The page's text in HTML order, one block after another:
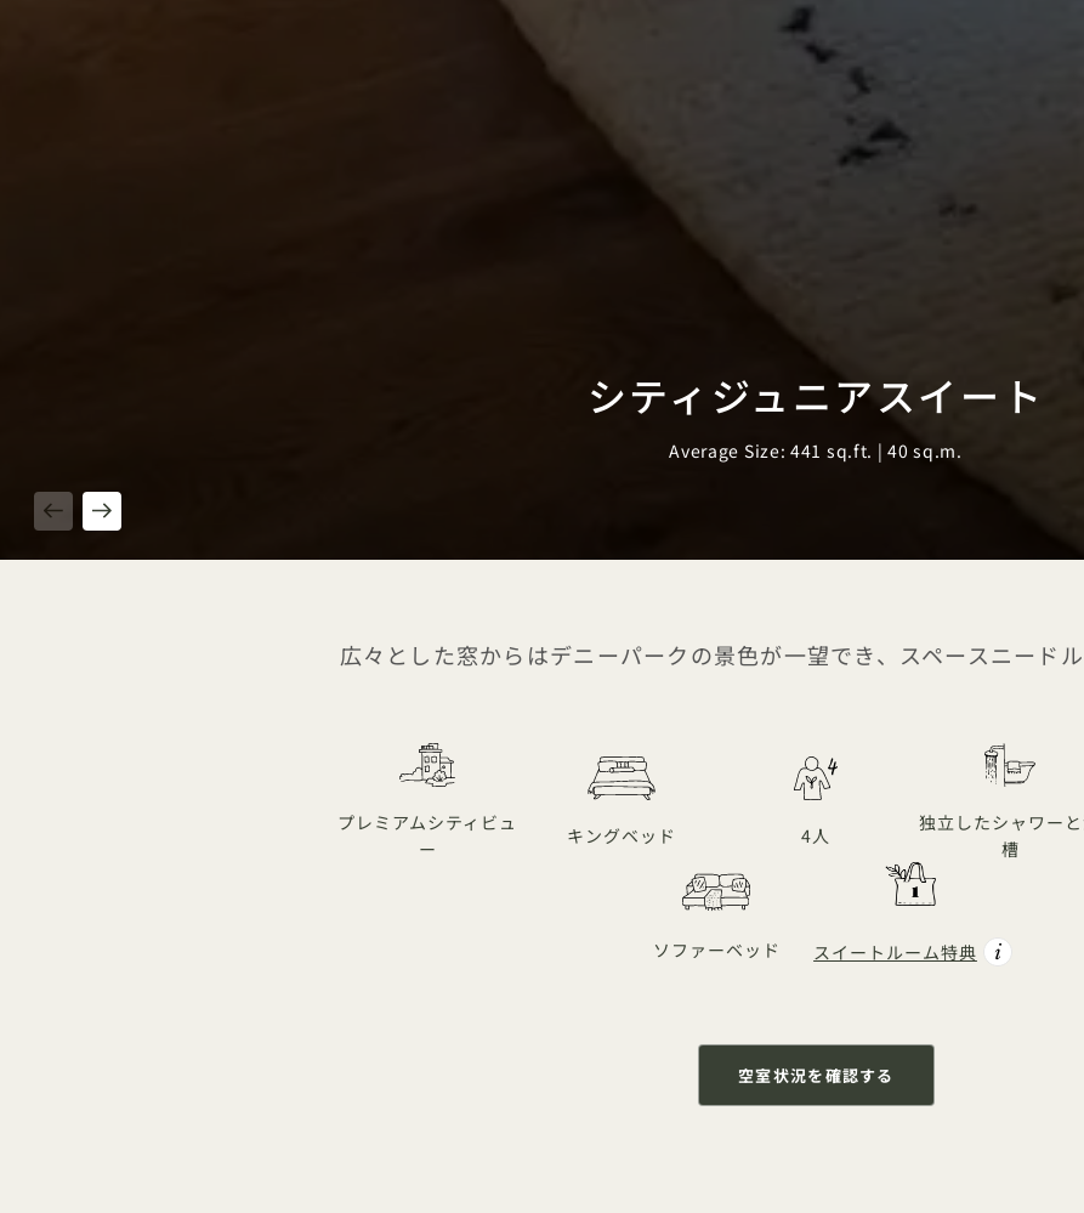
シティジュニアスイート
Average Size: 441 sq.ft. | 40 sq.m.
広々とした窓からはデニーパークの景色が一望でき、スペースニードル
プレミアムシティビュ
ー
キングベッド 4人
独立したシャワー
槽
ソファーベッド スイートルーム特典
空室状況を確認する